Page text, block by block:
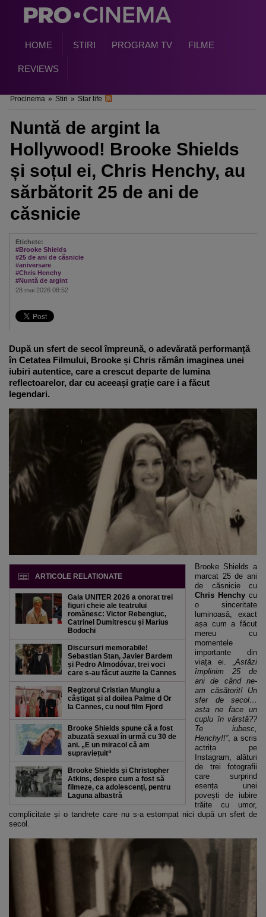
HOME STIRI PROGRAM TV FILME
REVIEWS
Procinema » Stiri » Star life
Nuntă de argint la
Hollywood! Brooke Shields
și soțul ei, Chris Henchy, au
sărbătorit 25 de ani de
căsnicie
Etichete:
#Brooke Shields
#25 de ani de căsnicie
#aniversare
#Chris Henchy
#Nuntă de argint
28 mai 2026 08:52
După un sfert de secol împreună, o adevărată performanță
în Cetatea Filmului, Brooke și Chris rămân imaginea unei
iubiri autentice, care a crescut departe de lumina
reflectoarelor, dar cu aceeași grație care i a făcut
legendari.
ARTICOLE RELATIONATE
Gala UNITER 2026 a onorat trei
figuri cheie ale teatrului
românesc: Victor Rebengiuc,
Catrinel Dumitrescu și Marius
Bodochi
Discursuri memorabile!
Sebastian Stan, Javier Bardem
și Pedro Almodóvar, trei voci
care s-au făcut auzite la Cannes
Regizorul Cristian Mungiu a
câștigat și al doilea Palme d Or
la Cannes, cu noul film Fjord
Brooke Shields spune că a fost
abuzată sexual în urmă cu 30 de
ani. „E un miracol că am
supraviețuit“
Brooke Shields și Christopher
Atkins, despre cum a fost să
filmeze, ca adolescenți, pentru
Laguna albastră
Brooke Shields a
marcat 25 de ani
de căsnicie cu
Chris Henchy cu
o sinceritate
luminoasă, exact
așa cum a făcut
mereu cu
momentele
importante din
viața ei. „Astăzi
împlinim 25 de
ani de când ne-
am căsătorit! Un
sfer de secol…
asta ne face un
cuplu în vârstă??
Te iubesc,
Henchy!!”, a scris
actrița pe
Instagram, alături
de trei fotografii
care surprind
esența unei
povești de iubire
trăite cu umor,
complicitate și o tandrețe care nu s-a estompat nici după un sfert de
secol.